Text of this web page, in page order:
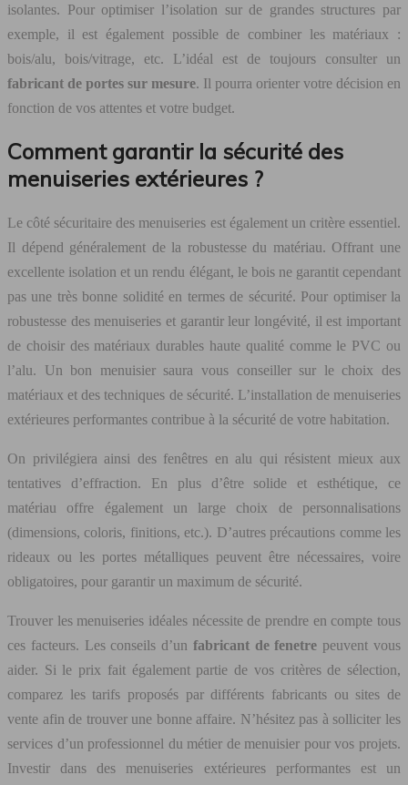
isolantes. Pour optimiser l’isolation sur de grandes structures par
exemple, il est également possible de combiner les matériaux :
bois/alu, bois/vitrage, etc. L’idéal est de toujours consulter un
fabricant de portes sur mesure. Il pourra orienter votre décision en
fonction de vos attentes et votre budget.
Comment garantir la sécurité des
menuiseries extérieures ?
Le côté sécuritaire des menuiseries est également un critère essentiel.
Il dépend généralement de la robustesse du matériau. Offrant une
excellente isolation et un rendu élégant, le bois ne garantit cependant
pas une très bonne solidité en termes de sécurité. Pour optimiser la
robustesse des menuiseries et garantir leur longévité, il est important
de choisir des matériaux durables haute qualité comme le PVC ou
l’alu. Un bon menuisier saura vous conseiller sur le choix des
matériaux et des techniques de sécurité. L’installation de menuiseries
extérieures performantes contribue à la sécurité de votre habitation.
On privilégiera ainsi des fenêtres en alu qui résistent mieux aux
tentatives d’effraction. En plus d’être solide et esthétique, ce
matériau offre également un large choix de personnalisations
(dimensions, coloris, finitions, etc.). D’autres précautions comme les
rideaux ou les portes métalliques peuvent être nécessaires, voire
obligatoires, pour garantir un maximum de sécurité.
Trouver les menuiseries idéales nécessite de prendre en compte tous
ces facteurs. Les conseils d’un fabricant de fenetre peuvent vous
aider. Si le prix fait également partie de vos critères de sélection,
comparez les tarifs proposés par différents fabricants ou sites de
vente afin de trouver une bonne affaire. N’hésitez pas à solliciter les
services d’un professionnel du métier de menuisier pour vos projets.
Investir dans des menuiseries extérieures performantes est un